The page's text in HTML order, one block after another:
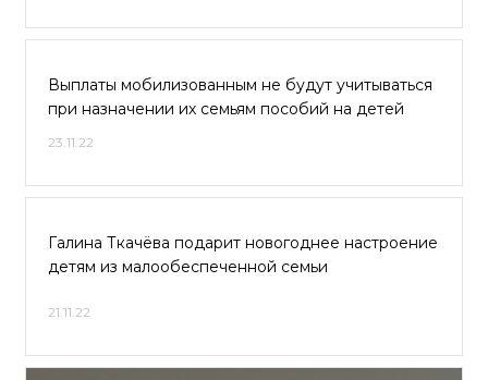
Выплаты мобилизованным не будут учитываться
при назначении их семьям пособий на детей
23.11.22
Галина Ткачёва подарит новогоднее настроение
детям из малообеспеченной семьи
21.11.22